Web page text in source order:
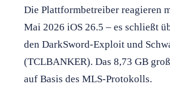
Die Plattformbetreiber reagieren
Mai 2026 iOS 26.5 – es schließt
den DarkSword-Exploit und
(TCLBANKER). Das 8,73 GB
auf Basis des MLS-Protokolls.